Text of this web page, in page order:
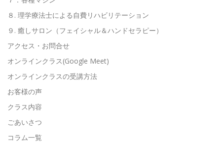
８. 理学療法士による自費リハビリテーション
９. 癒しサロン（フェイシャル＆ハンドセラピー）
アクセス・お問合せ
オンラインクラス(Google Meet)
オンラインクラスの受講方法
お客様の声
クラス内容
ごあいさつ
コラム一覧